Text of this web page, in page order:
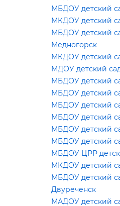
МБДОУ детский
МКДОУ детский
МБДОУ детский
Медногорск
МКДОУ детский
МДОУ детский
МБДОУ детский
МБДОУ детский
МБДОУ детский
МБДОУ детский
МБДОУ детский
МБДОУ детский
МБДОУ ЦРР
МКДОУ детский
МБДОУ детский
Двуреченск
МАДОУ детский